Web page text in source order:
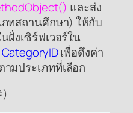
และส่ง
ทสถานศึกษา) ให้กับ
ฝั่งเซิร์ฟเวอร์ใน
CategoryIDเพื่อดึงค่า
มประเภทที่เลือก